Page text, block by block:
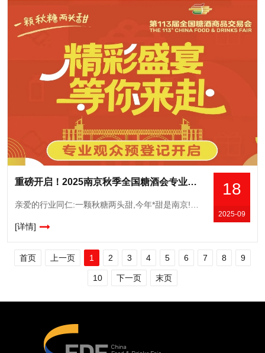
18
2025-09
重磅开启！2025南京秋季全国糖酒会专业观众预登记通道正式开通
[详情]
首页 上一页 1 2 3 4 5 6 7 8 9
10 下一页 末页